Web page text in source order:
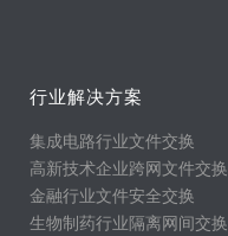
行业解决方案
集成电路行业文件交换
高新技术企业跨网文件交换
金融行业文件安全交换
生物制药行业隔离网间交换